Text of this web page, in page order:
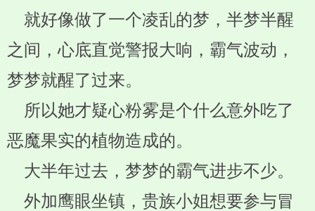
就好像做了一个凌乱的梦，半梦半醒
之间，心底直觉警报大响，霸气波动，
梦梦就醒了过来。
所以她才疑心粉雾是个什么意外吃了
恶魔果实的植物造成的。
大半年过去，梦梦的霸气进步不少。
外加鹰眼坐镇，贵族小姐想要参与冒